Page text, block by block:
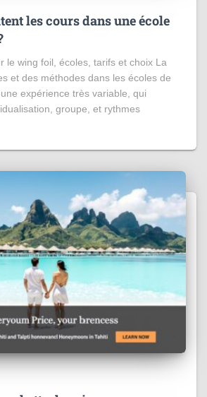
les cours dans une école
le wing foil, écoles, tarifs et choix La
et des méthodes dans les écoles de
expérience très variable, qui
groupe, et rythmes